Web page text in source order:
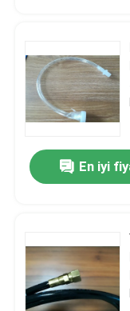
En iyi